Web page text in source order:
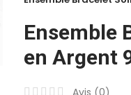
Ensemble
en Argent
Avis (0)